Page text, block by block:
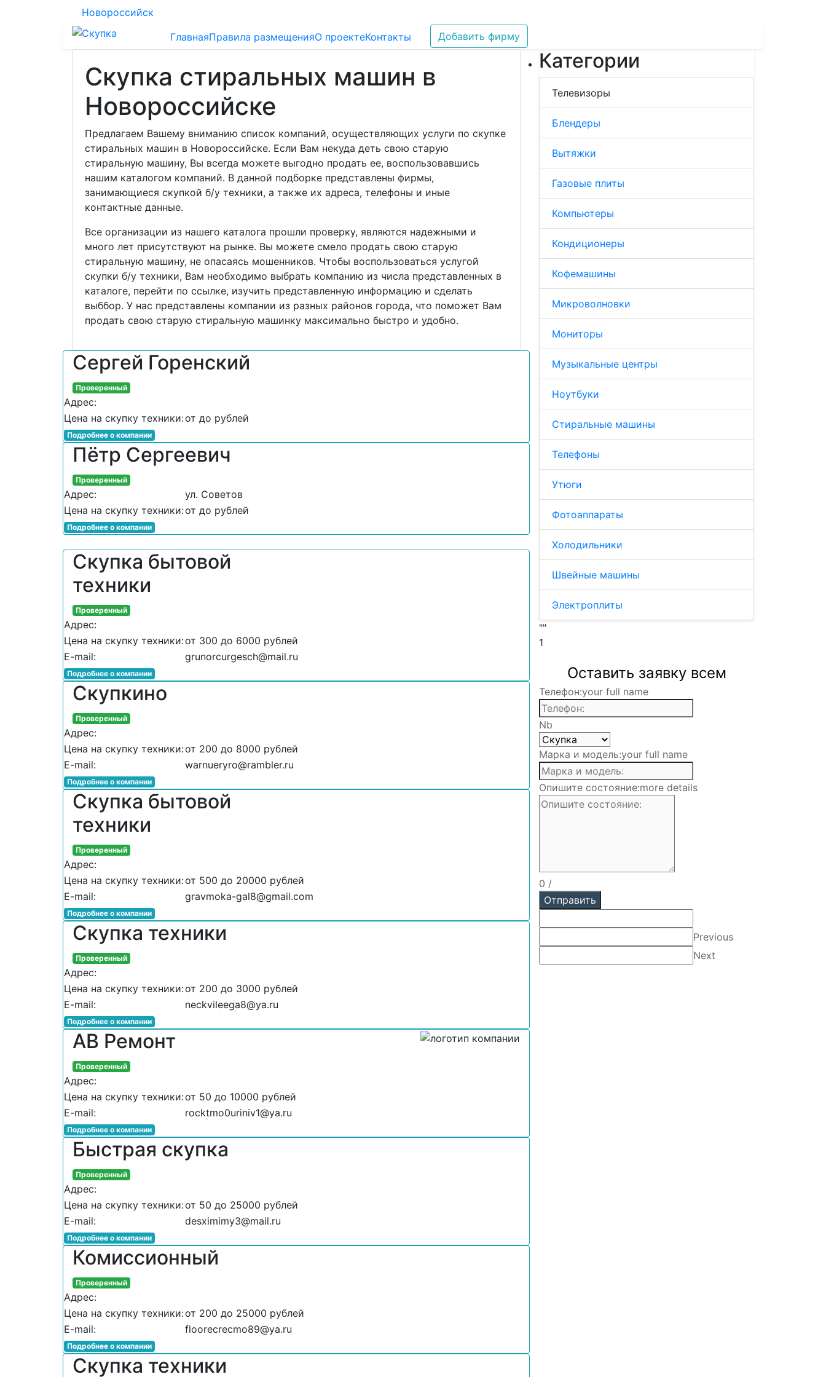
Новороссийск
ГлавнаяПравила размещенияО проектеКонтакты Добавить фирму
Скупка стиральных машин в
Новороссийске
Предлагаем Вашему вниманию список компаний, осуществляющих услуги по скупке
стиральных машин в Новороссийске. Если Вам некуда деть свою старую
стиральную машину, Вы всегда можете выгодно продать ее, воспользовавшись
нашим каталогом компаний. В данной подборке представлены фирмы,
занимающиеся скупкой б/у техники, а также их адреса, телефоны и иные
контактные данные.
Все организации из нашего каталога прошли проверку, являются надежными и
много лет присутствуют на рынке. Вы можете смело продать свою старую
стиральную машину, не опасаясь мошенников. Чтобы воспользоваться услугой
скупки б/у техники, Вам необходимо выбрать компанию из числа представленных в
каталоге, перейти по ссылке, изучить представленную информацию и сделать
выббор. У нас представлены компании из разных районов города, что поможет Вам
продать свою старую стиральную машинку максимально быстро и удобно.
Сергей Горенский
Проверенный
Адрес:
Цена на скупку техники:от до рублей
Подробнее о компании
Пётр Сергеевич
Проверенный
Адрес:
ул. Советов
Цена на скупку техники:от до рублей
Подробнее о компании
Скупка бытовой
техники
Проверенный
Адрес:
Цена на скупку техники:от 300 до 6000 рублей
E-mail:
grunorcurgesch@mail.ru
Подробнее о компании
Скупкино
Проверенный
Адрес:
Цена на скупку техники:от 200 до 8000 рублей
E-mail:
warnueryro@rambler.ru
Подробнее о компании
Скупка бытовой
техники
Проверенный
Адрес:
Цена на скупку техники:от 500 до 20000 рублей
E-mail:
gravmoka-gal8@gmail.com
Подробнее о компании
Скупка техники
Проверенный
Адрес:
Цена на скупку техники:от 200 до 3000 рублей
E-mail:
neckvileega8@ya.ru
Подробнее о компании
АВ Ремонт
Проверенный
Адрес:
Цена на скупку техники:от 50 до 10000 рублей
E-mail:
rocktmo0uriniv1@ya.ru
Подробнее о компании
Быстрая скупка
Проверенный
Адрес:
Цена на скупку техники:от 50 до 25000 рублей
E-mail:
desximimy3@mail.ru
Подробнее о компании
Комиссионный
Проверенный
Адрес:
Цена на скупку техники:от 200 до 25000 рублей
E-mail:
floorecrecmo89@ya.ru
Подробнее о компании
Скупка техники
Категории
Телевизоры
Блендеры
Вытяжки
Газовые плиты
Компьютеры
Кондиционеры
Кофемашины
Микроволновки
Мониторы
Музыкальные центры
Ноутбуки
Стиральные машины
Телефоны
Утюги
Фотоаппараты
Холодильники
Швейные машины
Электроплиты
""
1
Оставить заявку всем
Телефон:your full name
Nb
Марка и модель:your full name
Опишите состояние:more details
0 /
Отправить
Previous
Next